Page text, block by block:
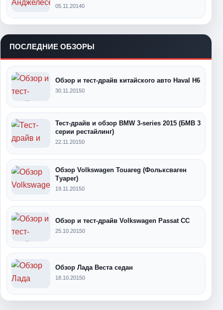
05.11.20140
ПОСЛЕДНИЕ ОБЗОРЫ
Обзор и тест-драйв китайского авто Haval H6
30.11.20150
Тест-драйв и обзор BMW 3-series 2015 (БМВ 3
серии рестайлинг)
22.11.20150
Обзор Volkswagen Touareg (Фольксваген
Туарег)
19.11.20150
Обзор и тест-драйв Volkswagen Passat CC
25.10.20150
Обзор Лада Веста седан
18.10.20150